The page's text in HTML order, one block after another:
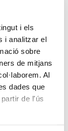
i els
i analitzar el
sobre
de mitjans
Al
dades que
de l'ús
a los